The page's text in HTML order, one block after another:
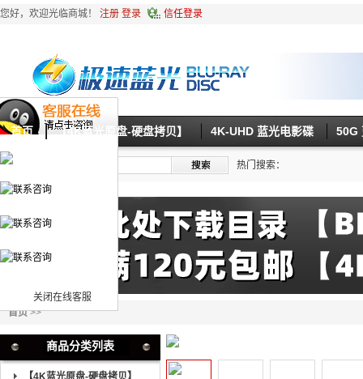
关闭在线客服
您好，欢迎光临商城！ 注册 登录 信任登录
首页 【4K蓝光原盘-硬盘拷贝】 4K-UHD 蓝光电影碟 50G
热门搜索：
首页>>
商品分类列表
【4K蓝光原盘-硬盘拷贝】